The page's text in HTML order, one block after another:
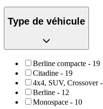
Type de véhicule
Berline compacte - 19
Citadine - 19
4x4, SUV, Crossover -
Berline - 12
Monospace - 10